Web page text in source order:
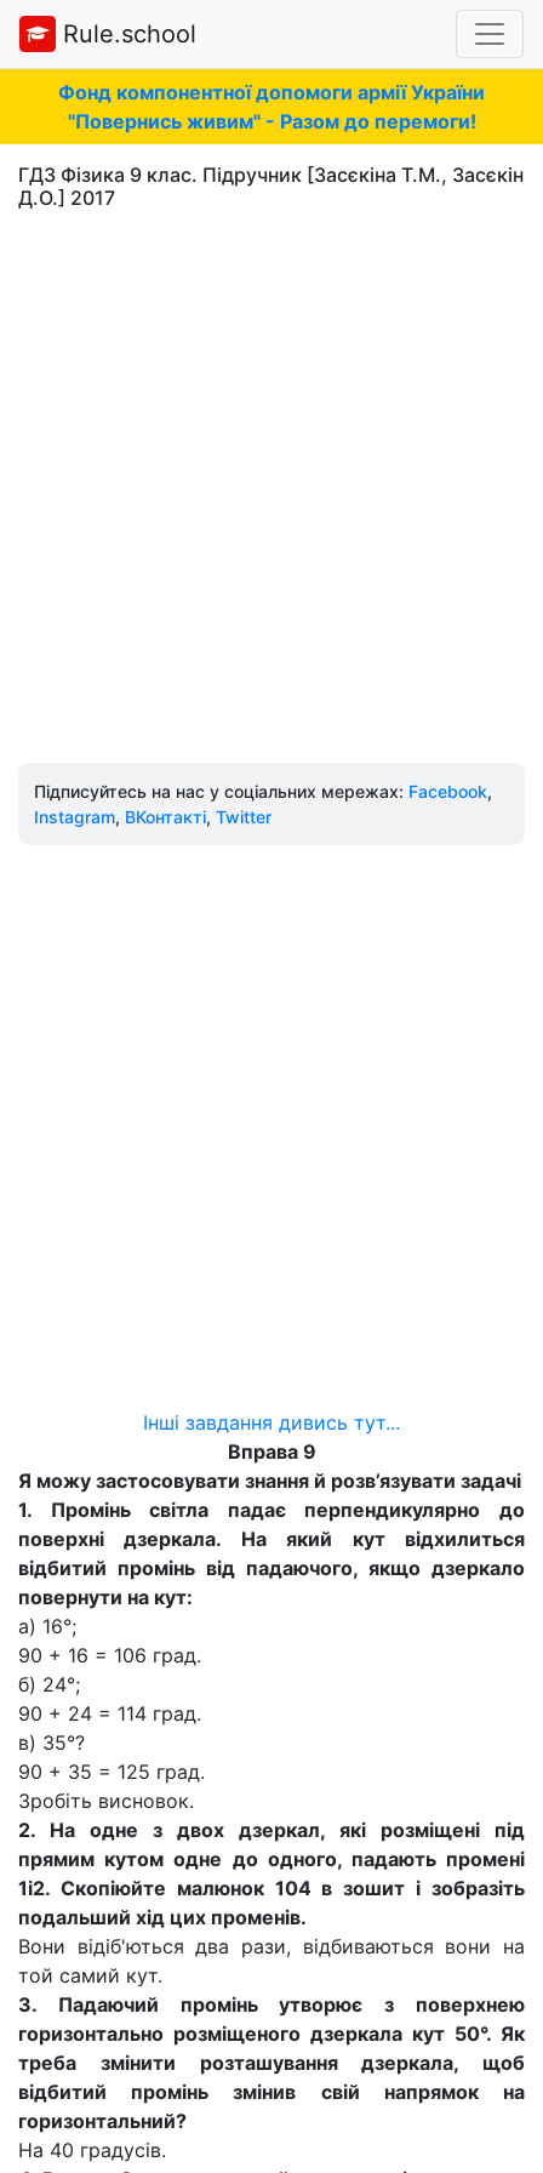
Rule.school
Фонд компонентної допомоги армії України
"Повернись живим" - Разом до перемоги!
ГДЗ Фізика 9 клас. Підручник [Засєкіна Т.М., Засєкін
Д.О.] 2017
Підписуйтесь на нас у соціальних мережах: Facebook,
Instagram, ВКонтакті, Twitter
Інші завдання дивись тут...
Вправа 9
Я можу застосовувати знання й розв’язувати задачі
1. Промінь світла падає перпендикулярно до
поверхні дзеркала. На який кут відхилиться
відбитий промінь від падаючого, якщо дзеркало
повернути на кут:
а) 16°;
90 + 16 = 106 град.
б) 24°;
90 + 24 = 114 град.
в) 35°?
90 + 35 = 125 град.
Зробіть висновок.
2. На одне з двох дзеркал, які розміщені під
прямим кутом одне до одного, падають промені
1і2. Скопіюйте малюнок 104 в зошит і зобразіть
подальший хід цих променів.
Вони відіб'ються два рази, відбиваються вони на
той самий кут.
3. Падаючий промінь утворює з поверхнею
горизонтально розміщеного дзеркала кут 50°. Як
треба змінити розташування дзеркала, щоб
відбитий промінь змінив свій напрямок на
горизонтальний?
На 40 градусів.